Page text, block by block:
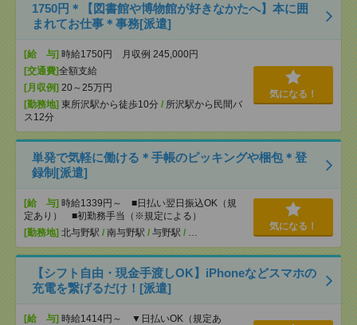
1750円＊【図書館や博物館が好きなかたへ】本に囲
まれてお仕事＊事務[派遣]
[給 与] 時給1750円 月収例 245,000円
[交通費]全額支給
[月収例] 20～25万円
[勤務地] 東所沢駅から徒歩10分 / 所沢駅から民間バ
ス12分
気になる！
単発で気軽に働ける＊手帳のピッキングや梱包＊登
録制[派遣]
[給 与] 時給1339円～ ■日払い翌日振込OK（規
定あり） ■初勤務手当（※規定による）
[勤務地] 北与野駅 / 南与野駅 / 与野駅 / …
気になる！
【シフト自由・現金手渡しOK】iPhoneなどスマホの
充電を繋げるだけ！[派遣]
[給 与] 時給1414円～ ▼日払いOK（規定あ